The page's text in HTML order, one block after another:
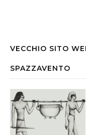
VECCHIO SITO
SPAZZAVENTO